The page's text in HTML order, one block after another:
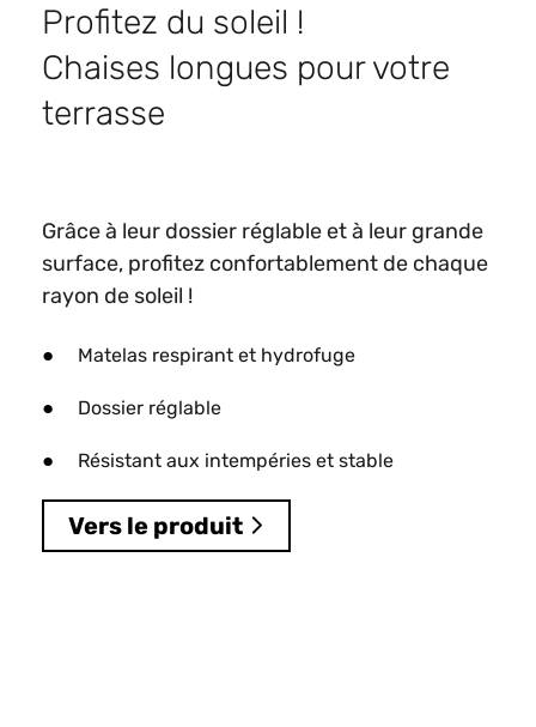
Profitez du soleil !
Chaises longues pour votre
terrasse
Grâce à leur dossier réglable et à leur grande
surface, profitez confortablement de chaque
rayon de soleil !
Matelas respirant et hydrofuge
Dossier réglable
Résistant aux intempéries et stable
Vers le produit